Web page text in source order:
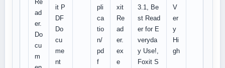
Re
ad
er.
Do
cu
m
it P
DF
Do
cu
me
nt
pli
ca
tio
n/
pd
f
xit
Re
ad
er.
ex
e
3.1, Be
st Read
er for E
veryda
y Use!,
Foxit S
V
er
y
Hi
gh